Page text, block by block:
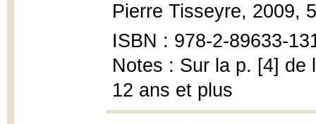
Pierre Tisseyre, 2009,
ISBN : 978-2-89633-
Notes : Sur la p. [4] de
12 ans et plus